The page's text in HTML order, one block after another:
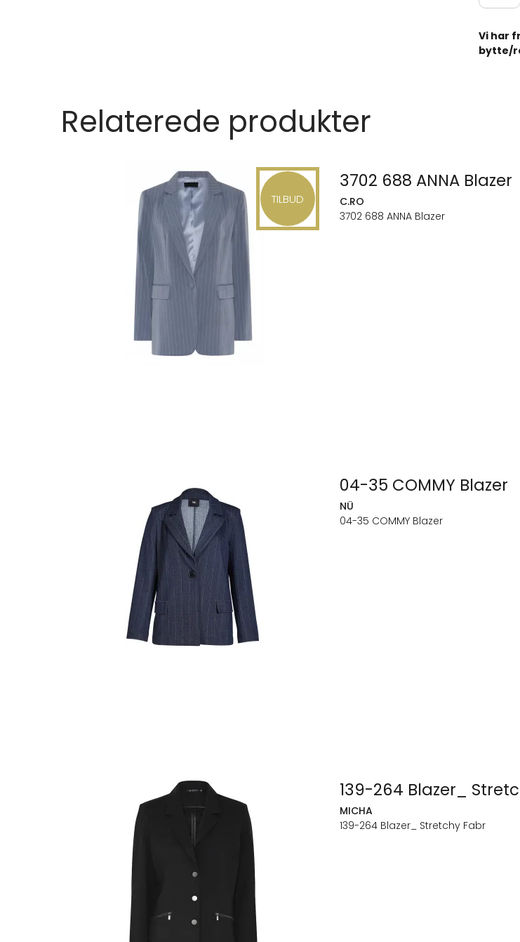
Vi har
bytte/
Relaterede produkter
TILBUD
3702 688 ANNA Blazer
C.RO
3702 688 ANNA Blazer
04-35 COMMY Blazer
NÜ
04-35 COMMY Blazer
139-264 Blazer_
MICHA
139-264 Blazer_ Stretchy Fabr